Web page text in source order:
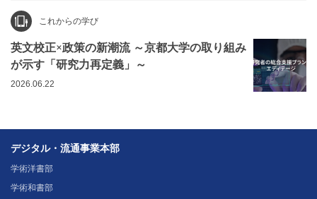
これからの学び
英文校正×政策の新潮流 ～京都大学の取り組み
が示す「研究力再定義」～
2026.06.22
デジタル・流通事業本部
学術洋書部
学術和書部